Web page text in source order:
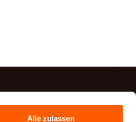
Alle zulassen